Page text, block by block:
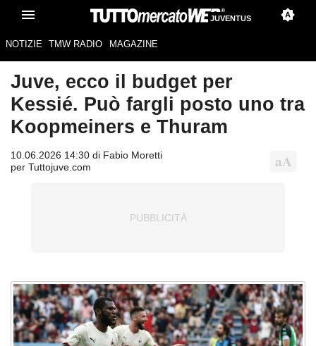
JUVENTUS
NOTIZIE TMW RADIO MAGAZINE
Juve, ecco il budget per
Kessié. Può fargli posto uno tra
Koopmeiners e Thuram
10.06.2026 14:30 di Fabio Moretti
per Tuttojuve.com